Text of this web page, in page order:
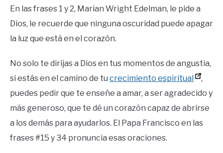
En las frases 1 y 2, Marian Wright Edelman, le pide a
Dios, le recuerde que ninguna oscuridad puede apagar
la luz que está en el corazón.
No solo te dirijas a Dios en tus momentos de angustia,
si estás en el camino de tu crecimiento espiritual
,
puedes pedir que te enseñe a amar, a ser agradecido y
más generoso, que te dé un corazón capaz de abrirse
a los demás para ayudarlos. El Papa Francisco en las
frases #15 y 34 pronuncia esas oraciones.